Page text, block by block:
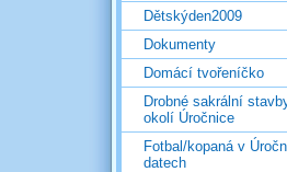
Dětskýden2009
Dokumenty
Domácí tvořeníčko
Drobné sakrální
okolí Úročnice
Fotbal/kopaná v
datech